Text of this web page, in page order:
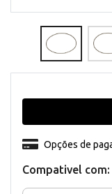
Compativel com:
Opções de